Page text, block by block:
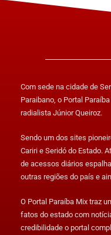
Com sede na cidade de
Paraibano, o Portal
radialista Júnior Queiroz.
Sendo um dos sites
Cariri e Seridó do Estado.
de acessos diários
outras regiões do país e
O Portal Paraíba Mix traz
fatos do estado com
credibilidade o portal